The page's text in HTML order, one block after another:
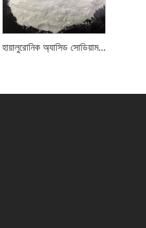
হায়ালুরোনিক অ্যাসিড সোডিয়াম লবণ